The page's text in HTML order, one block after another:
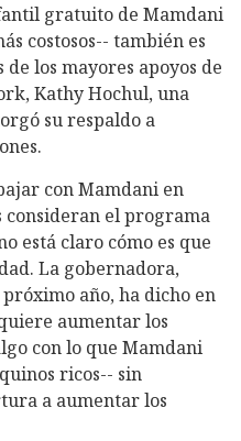
gratuito de Mamdani
costosos-- también es
los mayores apoyos de
Kathy Hochul, una
su respaldo a
con Mamdani en
consideran el programa
está claro cómo es que
La gobernadora,
año, ha dicho en
aumentar los
con lo que Mamdani
ricos-- sin
a aumentar los